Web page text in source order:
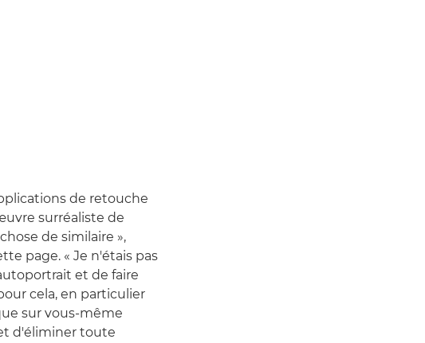
de retouche
surréaliste de
de similaire »,
page. « Je n'étais pas
et de faire
cela, en particulier
sur vous-même
d'éliminer toute